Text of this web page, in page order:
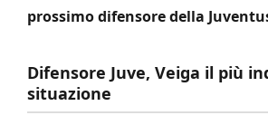
prossimo difensore della
Difensore Juve, Veiga il più
situazione